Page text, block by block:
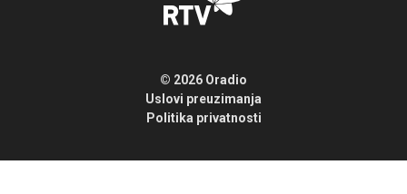
© 2026 Oradio
Uslovi preuzimanja
Politika privatnosti